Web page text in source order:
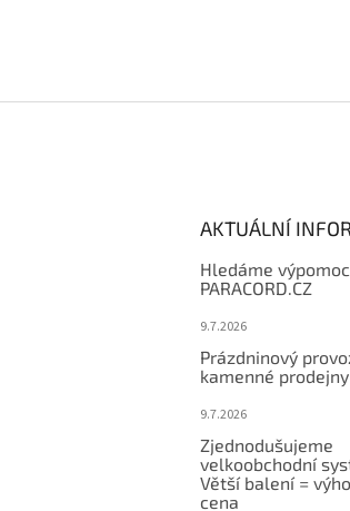
AKTUÁLNÍ
Hledáme
PARACORD.CZ
9.7.2026
Prázdninový
kamenné prodejny
9.7.2026
Zjednodušujeme
velkoobchodní
Větší balení =
cena